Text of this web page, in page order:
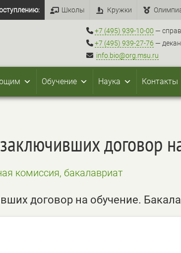
Школы Кружки
+7 (495) 939-10-00 —
+7 (495) 939-27-76 —
info.bio@org.msu.ru
Обучение Наука Контакты
договор
комиссия, бакалавриат
договор на обучение.